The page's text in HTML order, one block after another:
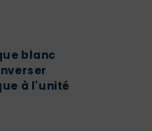
blanc
à l'unité